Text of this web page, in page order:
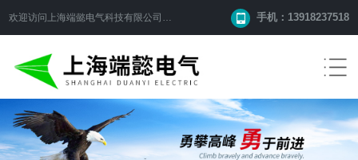
欢迎访问 上海端懿电气科技有限公司 网站！ 手机：13918237518